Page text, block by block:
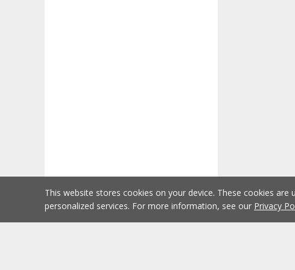
This website stores cookies on your device. These cookies
personalized services. For more information, see our Privacy